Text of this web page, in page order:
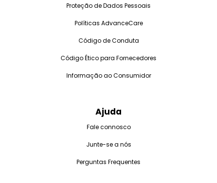
Proteção de Dados Pessoais
Políticas AdvanceCare
Código de Conduta
Código Ético para Fornecedores
Informação ao Consumidor
Ajuda
Fale connosco
Junte-se a nós
Perguntas Frequentes